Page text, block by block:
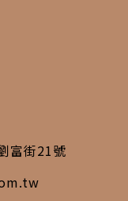
富街21號